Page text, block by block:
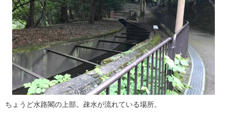
ちょうど水路閣の上部。疎水が流れている場所。